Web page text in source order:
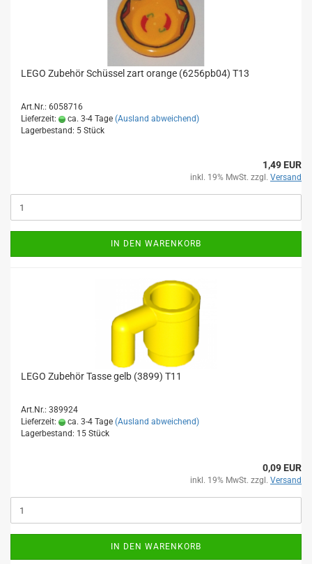
LEGO Zubehör Schüssel zart orange (6256pb04) T13
Art.Nr.: 6058716
Lieferzeit:
ca. 3-4 Tage (Ausland abweichend)
Lagerbestand: 5 Stück
1,49 EUR
inkl. 19% MwSt. zzgl. Versand
IN DEN WARENKORB
LEGO Zubehör Tasse gelb (3899) T11
Art.Nr.: 389924
Lieferzeit:
ca. 3-4 Tage (Ausland abweichend)
Lagerbestand: 15 Stück
0,09 EUR
inkl. 19% MwSt. zzgl. Versand
IN DEN WARENKORB